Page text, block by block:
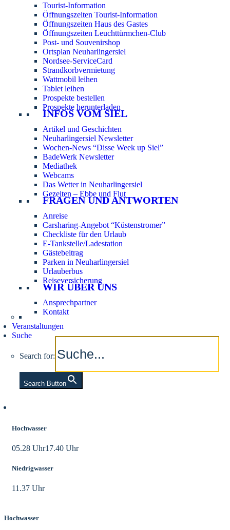
Tourist-Information
Öffnungszeiten Tourist-Information
Öffnungszeiten Haus des Gastes
Öffnungszeiten Leuchttürmchen-Club
Post- und Souvenirshop
Ortsplan Neuharlingersiel
Nordsee-ServiceCard
Strandkorbvermietung
Wattmobil leihen
Tablet leihen
Prospekte bestellen
Prospekte herunterladen
INFOS VOM SIEL
Artikel und Geschichten
Neuharlingersiel Newsletter
Wochen-News “Disse Week up Siel”
BadeWerk Newsletter
Mediathek
Webcams
Das Wetter in Neuharlingersiel
Gezeiten – Ebbe und Flut
FRAGEN UND ANTWORTEN
Anreise
Carsharing-Angebot “Küstenstromer”
Checkliste für den Urlaub
E-Tankstelle/Ladestation
Gästebeitrag
Parken in Neuharlingersiel
Urlauberbus
Reiseversicherung
WIR ÜBER UNS
Ansprechpartner
Kontakt
Veranstaltungen
Suche
Search for:
Search Button
Hochwasser
05.28 Uhr17.40 Uhr
Niedrigwasser
11.37 Uhr
Hochwasser